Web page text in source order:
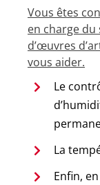
Vous êtes
en charge
d’œuvres
vous aider.
Le
La
Enfin,